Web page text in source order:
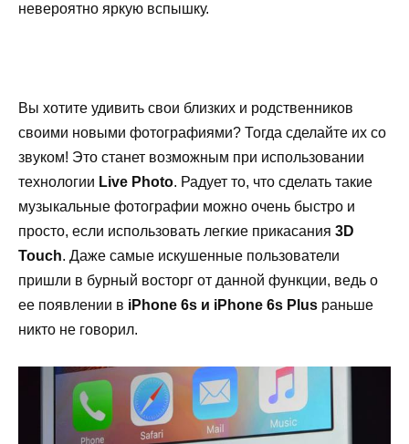
невероятно яркую вспышку.
Вы хотите удивить свои близких и родственников
своими новыми фотографиями? Тогда сделайте их со
звуком! Это станет возможным при использовании
технологии Live Photo. Радует то, что сделать такие
музыкальные фотографии можно очень быстро и
просто, если использовать легкие прикасания 3D
Touch. Даже самые искушенные пользователи
пришли в бурный восторг от данной функции, ведь о
ее появлении в iPhone 6s и iPhone 6s Plus раньше
никто не говорил.